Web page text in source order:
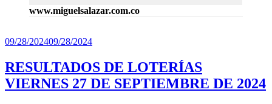
www.miguelsalazar.com.co
Publicado
09/28/202409/28/2024
RESULTADOS DE LOTERÍAS
VIERNES 27 DE SEPTIEMBRE DE 2024